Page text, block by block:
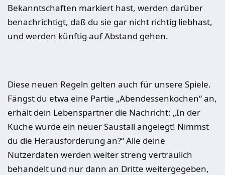
Bekanntschaften markiert hast, werden darüber
benachrichtigt, daß du sie gar nicht richtig liebhast,
und werden künftig auf Abstand gehen.
Diese neuen Regeln gelten auch für unsere Spiele.
Fängst du etwa eine Partie „Abendessenkochen“ an,
erhält dein Lebenspartner die Nachricht: „In der
Küche wurde ein neuer Saustall angelegt! Nimmst
du die Herausforderung an?“ Alle deine
Nutzerdaten werden weiter streng vertraulich
behandelt und nur dann an Dritte weitergegeben,